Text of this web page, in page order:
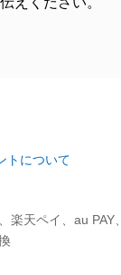
トについて
天ペイ、au PAY、